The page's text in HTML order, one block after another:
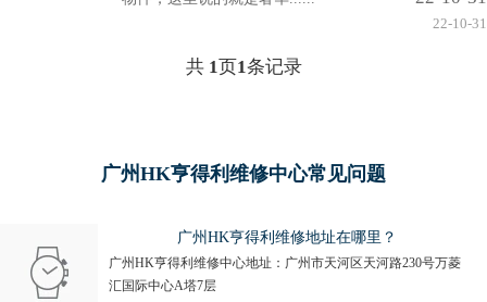
22-10-31
共 1 页 1条记录
广州HK亨得利维修中心常见问题
广州HK亨得利维修地址在哪里？
广州HK亨得利维修中心地址：广州市天河区天河路230号万菱
汇国际中心A塔7层